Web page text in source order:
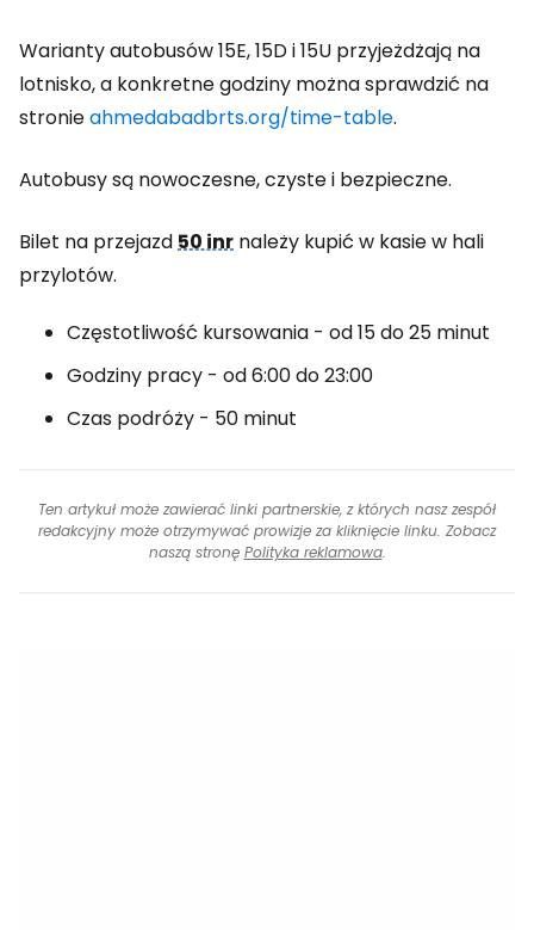
Warianty autobusów 15E, 15D i 15U przyjeżdżają na
lotnisko, a konkretne godziny można sprawdzić na
stronieahmedabadbrts.org/time-table.
Autobusy są nowoczesne, czyste i bezpieczne.
Bilet na przejazd50 inr należy kupić w kasie w hali
przylotów.
Częstotliwość kursowania - od 15 do 25 minut
Godziny pracy - od 6:00 do 23:00
Czas podróży - 50 minut
Ten artykuł może zawierać linki partnerskie, z których nasz zespół
redakcyjny może otrzymywać prowizje za kliknięcie linku. Zobacz
naszą stronę Polityka reklamowa.